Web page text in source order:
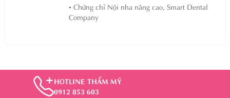
• Chứng chỉ Nội nha nâng cao, Smart Dental
Company
HOTLINE THẨM MỸ
0912 853 603